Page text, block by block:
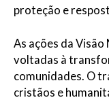
proteção e
As ações da
voltadas à
comunidades. O
cristãos e